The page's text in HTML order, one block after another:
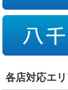
各店対応エ